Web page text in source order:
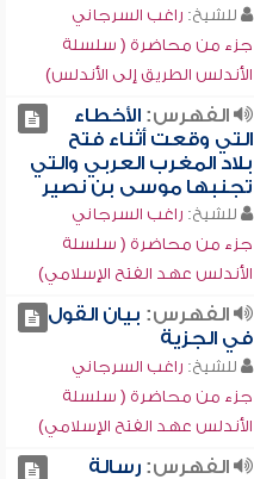
للشيخ: راغب السرجاني
جزء من محاضرة ( سلسلة
الأندلس الطريق إلى الأندلس)
الفهرس:الأخطاء
التي وقعت أثناء فتح
بلاد المغرب العربي والتي
تجنبها موسى بن نصير
للشيخ: راغب السرجاني
جزء من محاضرة ( سلسلة
الأندلس عهد الفتح الإسلامي)
الفهرس: بيان القول
في الجزية
للشيخ: راغب السرجاني
جزء من محاضرة ( سلسلة
الأندلس عهد الفتح الإسلامي)
الفهرس:رسالة